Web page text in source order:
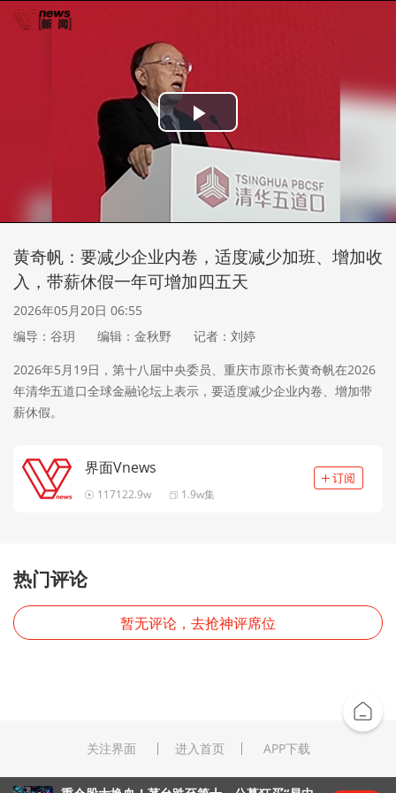
Play
Video
黄奇帆：要减少企业内卷，适度减少加班、增加收
入，带薪休假一年可增加四五天
2026年05月20日 06:55
编导：谷玥
编辑：金秋野
记者：刘婷
2026年5月19日，第十八届中央委员、重庆市原市长黄奇帆在2026
年清华五道口全球金融论坛上表示，要适度减少企业内卷、增加带
薪休假。
界面Vnews
117122.9w 1.9w集
热门评论
暂无评论，去抢神评席位
关注界面 进入首页 APP下载